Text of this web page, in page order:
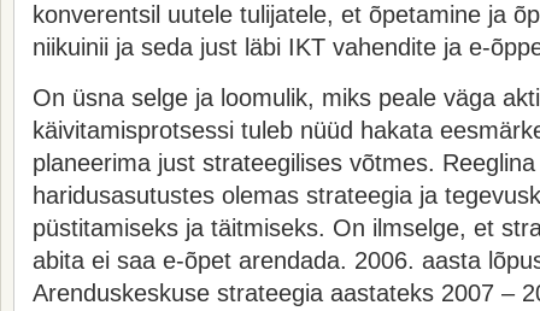
konverentsil uutele tulijatele, et õpetamine ja
niikuinii ja seda just läbi IKT vahendite ja e-
On üsna selge ja loomulik, miks peale väga
käivitamisprotsessi tuleb nüüd hakata
planeerima just strateegilises võtmes.
haridusasutustes olemas strateegia ja
püstitamiseks ja täitmiseks. On ilmselge, et
abita ei saa e-õpet arendada. 2006. aasta
Arenduskeskuse strateegia aastateks 2007 –